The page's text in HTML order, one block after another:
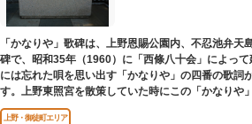
「かなりや」歌碑は、上野恩賜公園内、不忍池弁天
碑で、昭和35年（1960）に「西條八十会」によっ
には忘れた唄を思い出す「かなりや」の四番の歌詞
す。上野東照宮を散策していた時にこの「かなりや
してこの地に建てられました。
上野・御徒町エリア